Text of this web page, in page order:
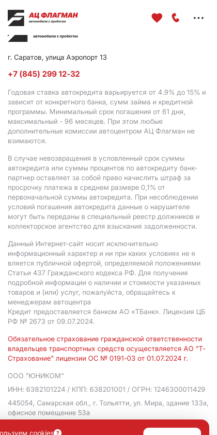
г. Саратов, улица Аэропорт 13
+7 (845) 299 12-32
Годовая ставка автокредита варьируется от 4.9% до 15% и
зависит от конкретного банка, сумм займа и кредитной
программы. Минимальный срок погашения от 61 дня,
максимальный - 96 месяцев. При этом любые
дополнительные комиссии автоцентром АЦ Флагман не
взимаются.
В случае невозвращения в условленный срок суммы
автокредита или суммы процентов по автокредиту банк-
партнер оставляет за собой право начислить штраф за
просрочку платежа в среднем размере 0,1% от
первоначальной суммы автокредита. При несоблюдении
условий погашения автокредита данные о нарушителе
могут быть переданы в специальный реестр должников и
коллекторское агентство для взыскания задолженности.
Данный Интернет-сайт носит исключительно
информационный характер и ни при каких условиях не я
вляется публичной офертой, определяемой положениями
Статьи 437 Гражданского кодекса РФ. Для получения
подробной информации о наличии и стоимости указанных
товаров и (или) услуг, пожалуйста, обращайтесь к
менеджерам автоцентра
Кредит предоставляется банком АO «ТБанк». Лицензия ЦБ
РФ № 2673 от 09.07.2024.
Обязательное страхование гражданской ответственности
владельцев транспортных средств осуществляется АО "Т-
Страхование" лицензии ОС № 0191-03 от 01.07.2024 г.
ООО "ЮНИКОМ"
ИНН: 6382101224 / КПП: 638201001 / ОГРН: 1246300011429
445054, Самарская обл., г. Тольятти, ул. Мира, здание 133а,
офисное помещение 53а
Политика в отношении обработки персональных данных
cookies